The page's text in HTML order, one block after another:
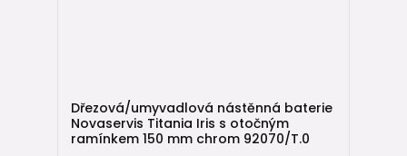
Dřezová/umyvadlová nástěnná baterie
Novaservis Titania Iris s otočným
ramínkem 150 mm chrom 92070/T.0